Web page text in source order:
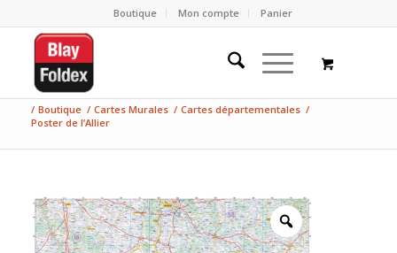
Boutique Mon compte Panier
/ Boutique / Cartes Murales / Cartes départementales /
Poster de l’Allier